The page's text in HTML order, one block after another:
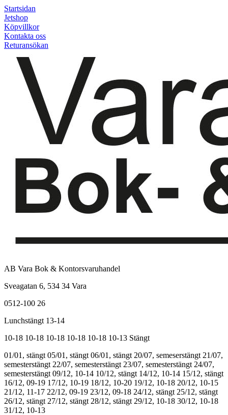
Startsidan
Jetshop
Köpvillkor
Kontakta oss
Returansökan
AB Vara Bok & Kontorsvaruhandel
Sveagatan 6, 534 34 Vara
0512-100 26
Lunchstängt 13-14
10-18 10-18 10-18 10-18 10-18 10-13 Stängt
01/01, stängt 05/01, stängt 06/01, stängt 20/07, semeserstängt 21/07,
semesterstängt 22/07, semesterstängt 23/07, semesterstängt 24/07,
semesterstängt 09/12, 10-14 10/12, stängt 14/12, 10-14 15/12, stängt
16/12, 09-19 17/12, 10-19 18/12, 10-20 19/12, 10-18 20/12, 10-15
21/12, 11-17 22/12, 09-19 23/12, 09-18 24/12, stängt 25/12, stängt
26/12, stängt 27/12, stängt 28/12, stängt 29/12, 10-18 30/12, 10-18
31/12, 10-13